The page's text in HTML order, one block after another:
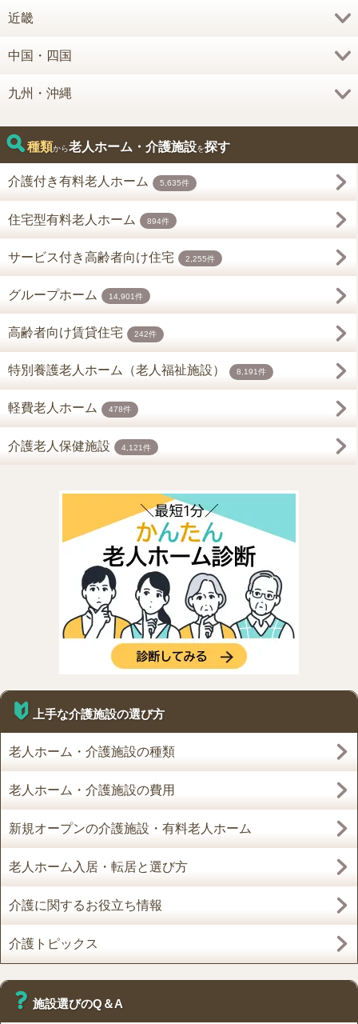
近畿
中国・四国
九州・沖縄
種類から老人ホーム・介護施設を探す
介護付き有料老人ホーム 5,635件
住宅型有料老人ホーム 894件
サービス付き高齢者向け住宅 2,255件
グループホーム 14,901件
高齢者向け賃貸住宅 242件
特別養護老人ホーム（老人福祉施設） 8,191件
軽費老人ホーム 478件
介護老人保健施設 4,121件
上手な介護施設の選び方
老人ホーム・介護施設の種類
老人ホーム・介護施設の費用
新規オープンの介護施設・有料老人ホーム
老人ホーム入居・転居と選び方
介護に関するお役立ち情報
介護トピックス
施設選びのQ＆A